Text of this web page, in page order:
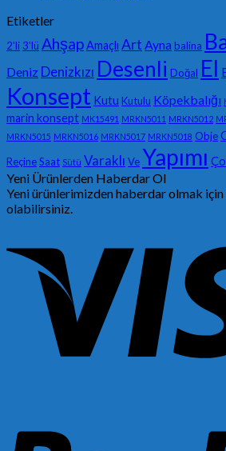
Etiketler
2'li 3'lü AhşapAmaçlı Art Ayna balina
Deniz Denizkızı Desenli Doğal El
Konsept Kutu Kutulu Köpekbalığı
marin konsept MK15491 MRKN5011 MRKN5012
MRKN5015 MRKN5016 MRKN5017 MRKN5018 Obje
ReçineSaat Sütü Varaklı Ve Yapımı
Yeni Ürünlerden Haberdar Ol
Yeni ürünlerimizden haberdar olmak
olabilirsiniz.